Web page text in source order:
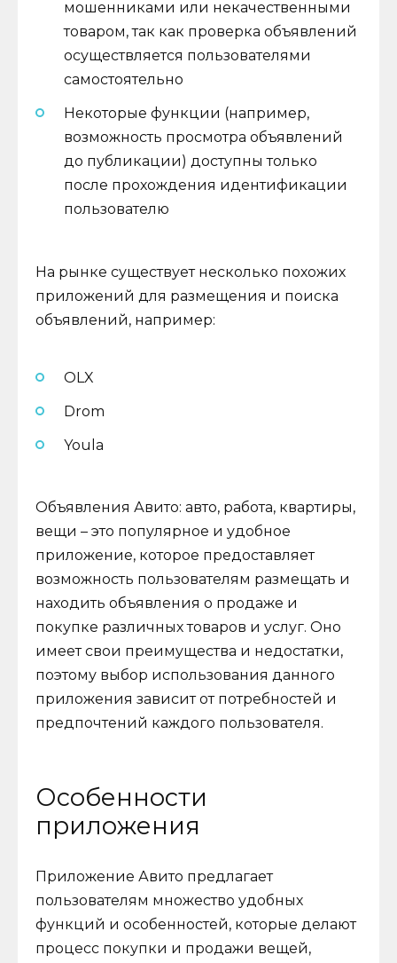
мошенниками или некачественными
товаром, так как проверка объявлений
осуществляется пользователями
самостоятельно
Некоторые функции (например,
возможность просмотра объявлений
до публикации) доступны только
после прохождения идентификации
пользователю
На рынке существует несколько похожих
приложений для размещения и поиска
объявлений, например:
OLX
Drom
Youla
Объявления Авито: авто, работа, квартиры,
вещи – это популярное и удобное
приложение, которое предоставляет
возможность пользователям размещать и
находить объявления о продаже и
покупке различных товаров и услуг. Оно
имеет свои преимущества и недостатки,
поэтому выбор использования данного
приложения зависит от потребностей и
предпочтений каждого пользователя.
Особенности
приложения
Приложение Авито предлагает
пользователям множество удобных
функций и особенностей, которые делают
процесс покупки и продажи вещей,